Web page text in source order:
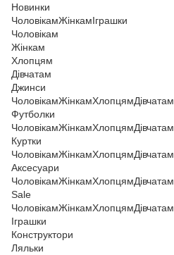
Новинки
ЧоловікамЖінкамІграшки
Чоловікам
Жінкам
Хлопцям
Дівчатам
Джинси
ЧоловікамЖінкамХлопцямДівчатам
Футболки
ЧоловікамЖінкамХлопцямДівчатам
Куртки
ЧоловікамЖінкамХлопцямДівчатам
Аксесуари
ЧоловікамЖінкамХлопцямДівчатам
Sale
ЧоловікамЖінкамХлопцямДівчатам
Іграшки
Конструктори
Ляльки